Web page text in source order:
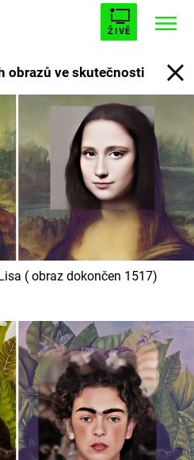
ŽIVĚ
PŘEMOŽITELKA UPÍRŮ
AVENGERS 5
obrazů ve skutečnosti
( obraz dokončen 1517)